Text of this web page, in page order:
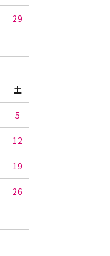
29
土
5
12
19
26